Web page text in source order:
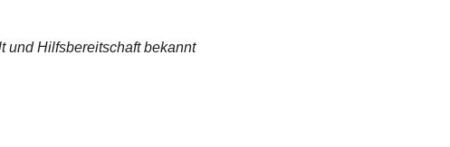
und Hilfsbereitschaft bekannt